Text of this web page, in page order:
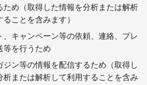
ため（取得した情報を分析または解析
ることを含みます）
、キャンペーン等の依頼、連絡、プレ
等を行うため
ジン等の情報を配信するため（取得し
析または解析して利用することを含み